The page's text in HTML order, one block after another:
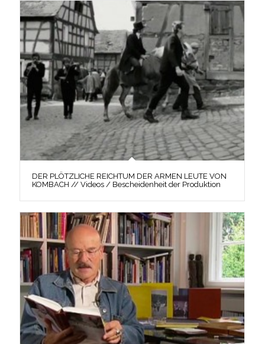
DER PLÖTZLICHE REICHTUM DER ARMEN LEUTE VON
KOMBACH // Videos / Bescheidenheit der Produktion